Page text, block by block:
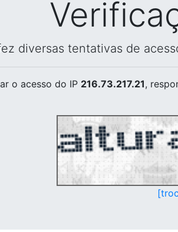
diversas tentativas de
o acesso do IP 216.73.217.21,